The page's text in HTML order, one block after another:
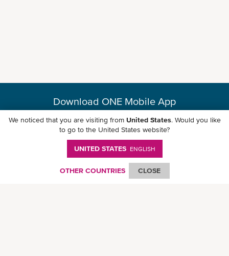
Download ONE Mobile App
© Ocean Network Express Pte. Ltd. All rights reserved. -個人情報保護方針
免責事項-サイトマップ
We noticed that you are visiting from United States. Would you like
to go to the United States website?
UNITED STATES ENGLISH
OTHER COUNTRIES CLOSE